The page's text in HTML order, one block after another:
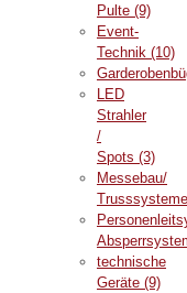
Pulte (9)
Event-
Technik (10)
LED
Strahler
/
Spots (3)
Messebau/
Trusssysteme
technische
Geräte (9)